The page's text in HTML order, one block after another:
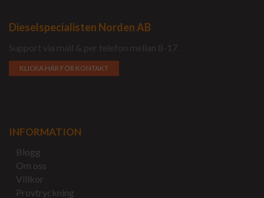
Dieselspecialisten Norden AB
Support via mail & per telefon mellan 8-17.
KLICKA HÄR FÖR KONTAKT
INFORMATION
Blogg
Om oss
Villkor
Provtryckning